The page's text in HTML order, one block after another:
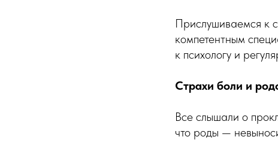
Прислушиваемся к
компетентным
к психологу и
Страхи боли и
Все слышали о
что роды —